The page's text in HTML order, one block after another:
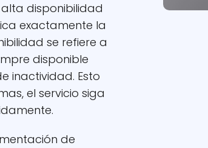
disponibilidad
exactamente la
se refiere a
disponible
inactividad. Esto
el servicio siga
de